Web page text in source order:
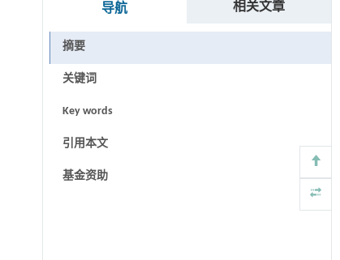
导航 相关文章
摘要
关键词
Key words
引用本文
基金资助